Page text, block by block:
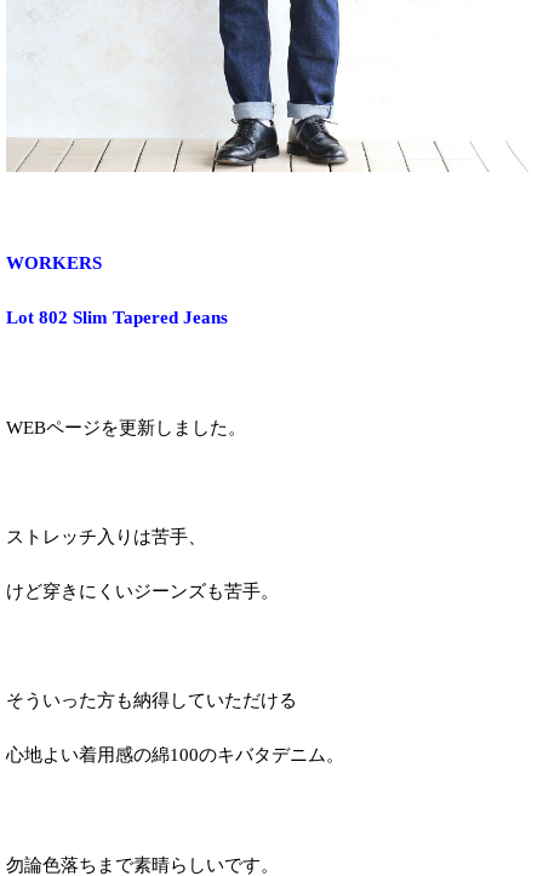
WORKERS
Lot 802 Slim Tapered Jeans
WEBページを更新しました。
ストレッチ入りは苦手、
けど穿きにくいジーンズも苦手。
そういった方も納得していただける
心地よい着用感の綿100のキバタデニム。
勿論色落ちまで素晴らしいです。